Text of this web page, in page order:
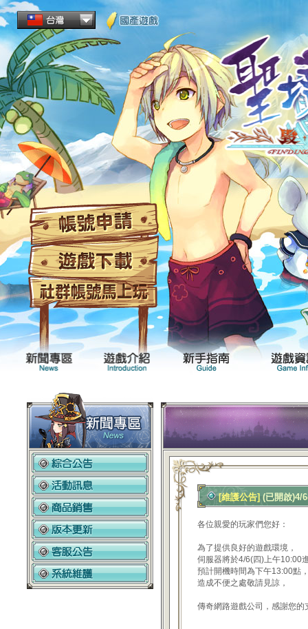
新聞專區 遊戲介紹
帳
遊
社
[維護公告] (已開啟)4/
各位親愛的玩家們您好：
為了提供良好的遊戲環境，
伺服器將於4/6(四)上午10:00
預計開機時間為下午13:00點
造成不便之處敬請見諒，
傳奇網路遊戲公司，感謝您的